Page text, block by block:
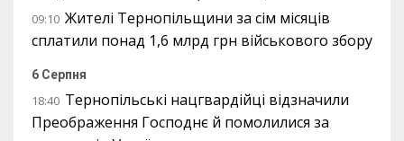
09:10 Жителі Тернопільщини за сім місяців
сплатили понад 1,6 млрд грн військового збору
6 Серпня
18:40 Тернопільські нацгвардійці відзначили
Преображення Господнє й помолилися за